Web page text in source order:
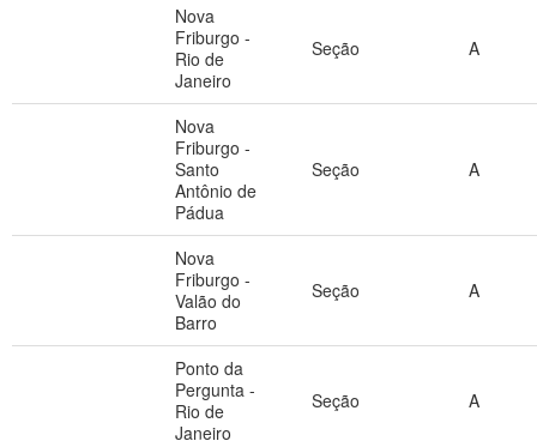
Nova
Friburgo -
Rio de
Janeiro
Seção A
Nova
Friburgo -
Santo
Antônio de
Pádua
Seção A
Nova
Friburgo -
Valão do
Barro
Seção A
Ponto da
Pergunta -
Rio de
Janeiro
Seção A